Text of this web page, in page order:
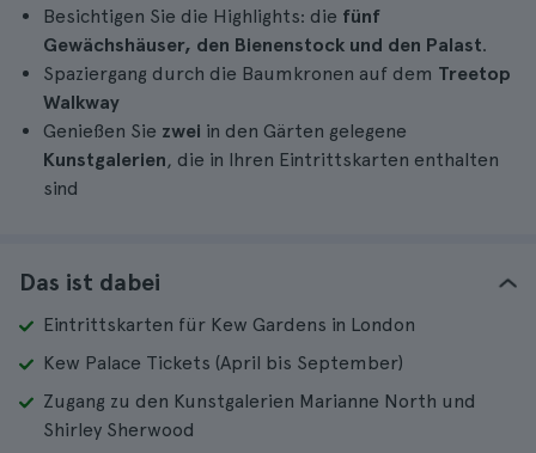
Besichtigen Sie die Highlights: die fünf
Gewächshäuser, den Bienenstock und den Palast.
Spaziergang durch die Baumkronen auf dem Treetop
Walkway
Genießen Sie zwei in den Gärten gelegene
Kunstgalerien, die in Ihren Eintrittskarten enthalten
sind
Das ist dabei
Eintrittskarten für Kew Gardens in London
Kew Palace Tickets (April bis September)
Zugang zu den Kunstgalerien Marianne North und
Shirley Sherwood